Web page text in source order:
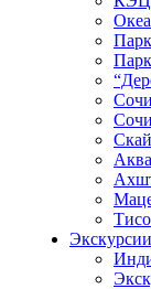
Экскурсии